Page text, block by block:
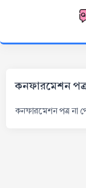
কনফারমেশন পত্র
কনফারমেশন পত্র না